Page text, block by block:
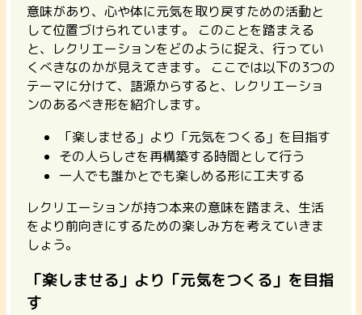
意味があり、心や体に元気を取り戻すための活動と
して位置づけられています。 このことを踏まえる
と、レクリエーションをどのように捉え、行ってい
くべきなのかが見えてきます。
ここでは以下の3つの
テーマに分けて、語源からすると、レクリエーショ
ンのあるべき形を紹介します。
「楽しませる」より「元気をつくる」を目指す
その人らしさを再構築する時間として行う
一人でも誰かとでも楽しめる形に工夫する
レクリエーションが持つ本来の意味を踏まえ、生活
をより前向きにするための楽しみ方を考えていきま
しょう。
「楽しませる」より「元気をつくる」を目指
す